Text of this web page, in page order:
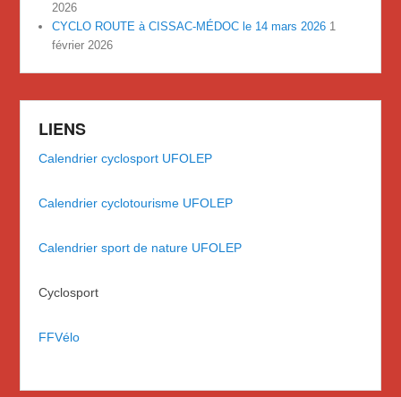
2026
CYCLO ROUTE à CISSAC-MÉDOC le 14 mars 2026 1
février 2026
LIENS
Calendrier cyclosport UFOLEP
Calendrier cyclotourisme UFOLEP
Calendrier sport de nature UFOLEP
Cyclosport
FFVélo